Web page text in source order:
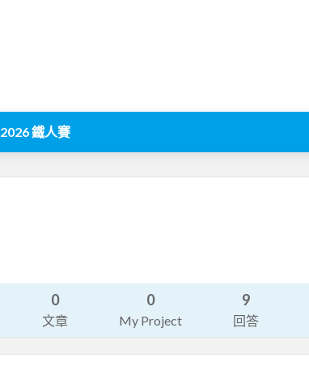
2026 鐵人賽
0
文章
0
My Project
9
回答